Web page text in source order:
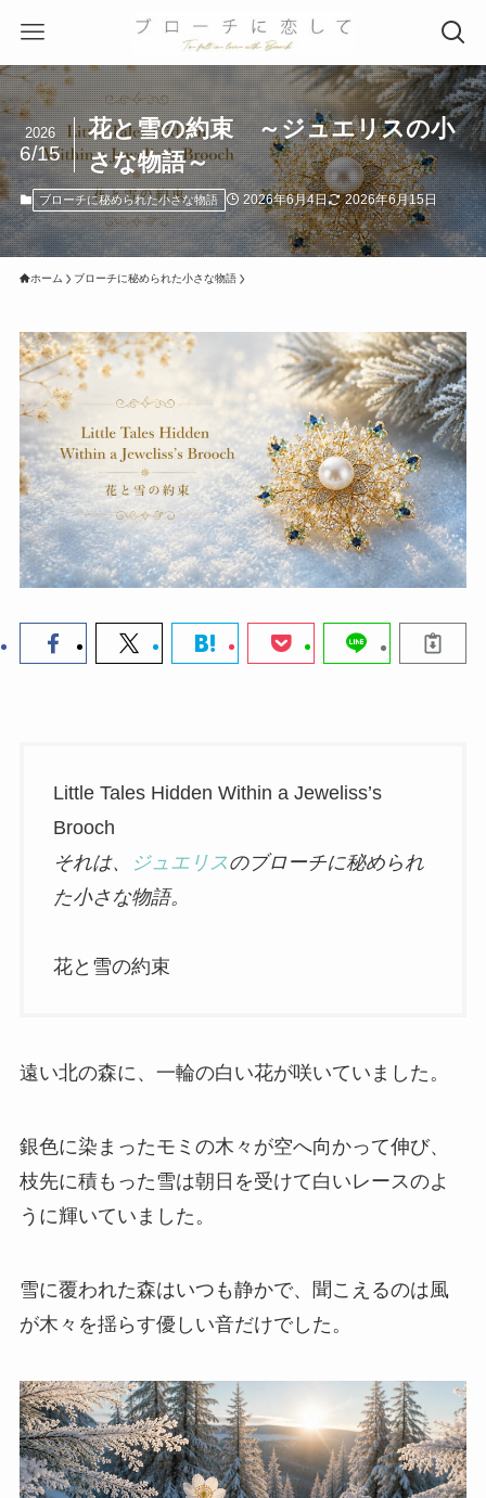
花と雪の約束 ～ジュエリスの小
さな物語～
2026
6/15
ブローチに秘められた小さな物語 2026年6月4日 2026年6月15日
ホーム ブローチに秘められた小さな物語
Little Tales Hidden Within a Jeweliss’s
Brooch
それは、
ジュエリスのブローチに秘められ
た小さな物語。
花と雪の約束
遠い北の森に、一輪の白い花が咲いていました。
銀色に染まったモミの木々が空へ向かって伸び、
枝先に積もった雪は朝日を受けて白いレースのよ
うに輝いていました。
雪に覆われた森はいつも静かで、聞こえるのは風
が木々を揺らす優しい音だけでした。